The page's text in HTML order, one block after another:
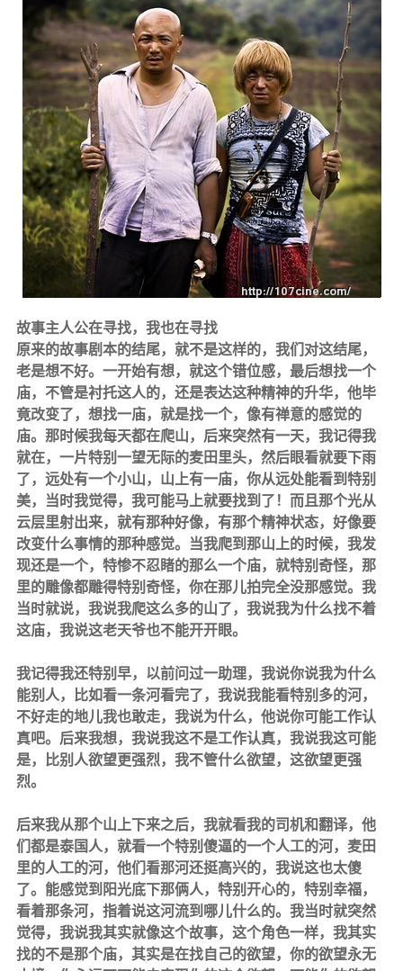
故事主人公在寻找，我也在寻找
原来的故事剧本的结尾，就不是这样的，我们对这结尾，
老是想不好。一开始有想，就这个错位感，最后想找一个
庙，不管是衬托这人的，还是表达这种精神的升华，他毕
竟改变了，想找一庙，就是找一个，像有禅意的感觉的
庙。那时候我每天都在爬山，后来突然有一天，我记得我
就在，一片特别一望无际的麦田里头，然后眼看就要下雨
了，远处有一个小山，山上有一庙，你从远处能看到特别
美，当时我觉得，我可能马上就要找到了！而且那个光从
云层里射出来，就有那种好像，有那个精神状态，好像要
改变什么事情的那种感觉。当我爬到那山上的时候，我发
现还是一个，特惨不忍睹的那么一个庙，就特别奇怪，那
里的雕像都雕得特别奇怪，你在那儿拍完全没那感觉。我
当时就说，我说我爬这么多的山了，我说我为什么找不着
这庙，我说这老天爷也不能开开眼。
我记得我还特别早，以前问过一助理，我说你说我为什么
能别人，比如看一条河看完了，我说我能看特别多的河，
不好走的地儿我也敢走，我说为什么，他说你可能工作认
真吧。后来我想，我说我这不是工作认真，我说我这可能
是，比别人欲望更强烈，我不管什么欲望，这欲望更强
烈。
后来我从那个山上下来之后，我就看我的司机和翻译，他
们都是泰国人，就看一个特别傻逼的一个人工的河，麦田
里的人工的河，他们看那河还挺高兴的，我说这也太傻
了。能感觉到阳光底下那俩人，特别开心的，特别幸福，
看着那条河，指着说这河流到哪儿什么的。我当时就突然
觉得，我说我其实就像这个故事，这个角色一样，我其实
找的不是那个庙，其实是在找自己的欲望，你的欲望永无